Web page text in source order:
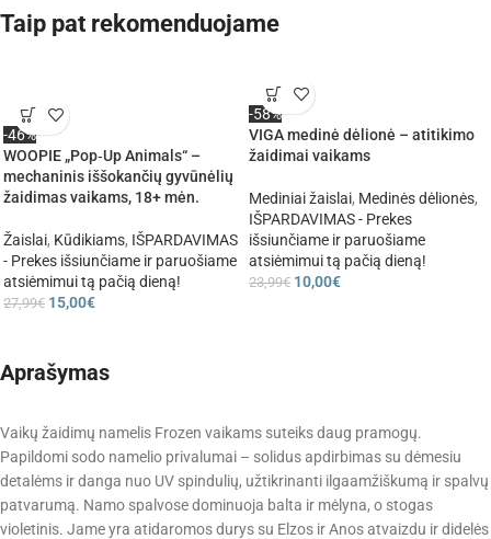
Taip pat rekomenduojame
-46%
WOOPIE „Pop‑Up Animals“ –
mechaninis iššokančių gyvūnėlių
žaidimas vaikams, 18+ mėn.
Žaislai, Kūdikiams, IŠPARDAVIMAS
- Prekes išsiunčiame ir paruošiame
atsiėmimui tą pačią dieną!
27,99€ 15,00€
-58%
VIGA medinė dėlionė – atitikimo
žaidimai vaikams
Mediniai žaislai, Medinės dėlionės,
IŠPARDAVIMAS - Prekes
išsiunčiame ir paruošiame
atsiėmimui tą pačią dieną!
23,99€ 10,00€
Aprašymas
Vaikų žaidimų namelis Frozen vaikams suteiks daug pramogų.
Papildomi sodo namelio privalumai – solidus apdirbimas su dėmesiu
detalėms ir danga nuo UV spindulių, užtikrinanti ilgaamžiškumą ir spalvų
patvarumą. Namo spalvose dominuoja balta ir mėlyna, o stogas
violetinis. Jame yra atidaromos durys su Elzos ir Anos atvaizdu ir didelės